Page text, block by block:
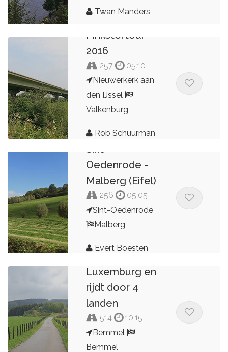
Twan Manders
Pinkstertour
2016
257
05:10
Nieuwerkerk aan
den IJssel
Valkenburg
Rob Schuurman
Sint-
Oedenrode -
Malberg (Eifel)
256
05:05
Sint-Oedenrode
Malberg
Evert Boesten
Kop van
Luxemburg en
rijdt door 4
landen
514
10:15
Bemmel
Bemmel